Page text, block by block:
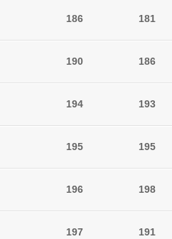
186 181
190 186
194 193
195 195
196 198
197 191